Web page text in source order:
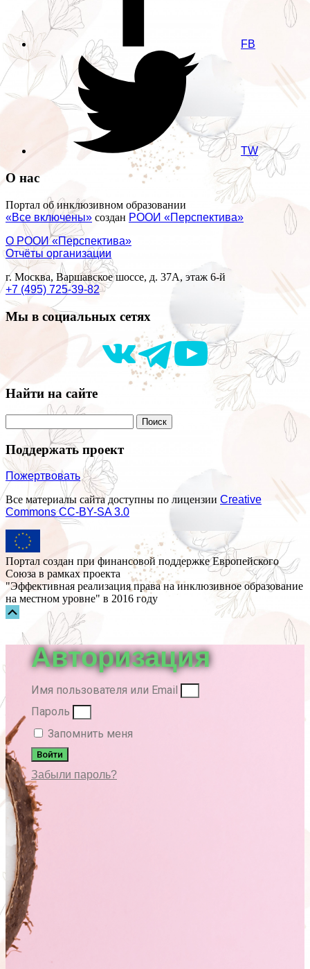
FB
TW
О нас
Портал об инклюзивном образовании
«Все включены» создан РООИ «Перспектива»
О РООИ «Перспектива»
Отчёты организации
г. Москва, Варшавское шоссе, д. 37А, этаж 6-й
+7 (495) 725-39-82
Мы в социальных сетях
Найти на сайте
Поддержать проект
Пожертвовать
Все материалы сайта доступны по лицензии Creative
Commons СС-BY-SA 3.0
Портал создан при финансовой поддержке Европейского
Союза в рамках проекта
"Эффективная реализация права на инклюзивное образование
на местном уровне" в 2016 году
Прокрутка
вверх
Авторизация
Имя пользователя или Email
Пароль
Запомнить меня
Войти
Забыли пароль?